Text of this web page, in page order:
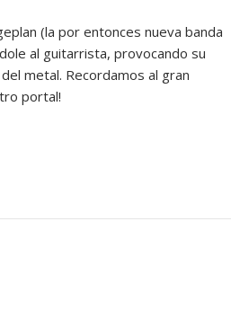
(la por entonces nueva banda
al guitarrista, provocando su
metal. Recordamos al gran
portal!